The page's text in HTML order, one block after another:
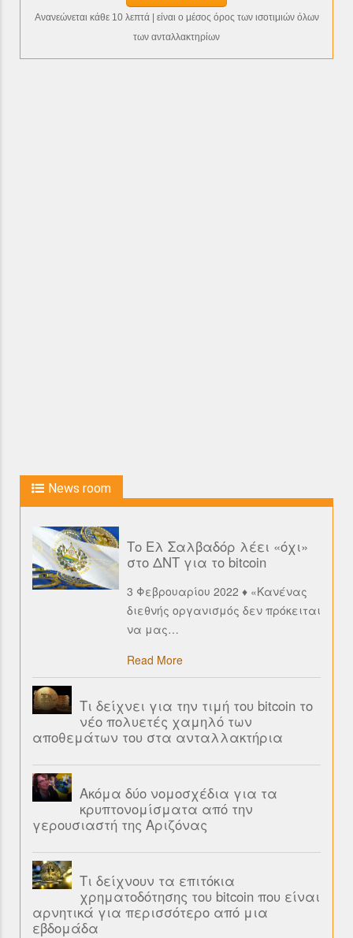
Ανανεώνεται κάθε 10 λεπτά | είναι ο μέσος όρος των ισοτιμιών όλων
των ανταλλακτηρίων
News room
Το Ελ Σαλβαδόρ λέει «όχι»
στο ΔΝΤ για το bitcoin
3 Φεβρουαρίου 2022 ♦ «Κανένας
διεθνής οργανισμός δεν πρόκειται
να μας…
Read More
Τι δείχνει για την τιμή του bitcoin το
νέο πολυετές χαμηλό των
αποθεμάτων του στα ανταλλακτήρια
Ακόμα δύο νομοσχέδια για τα
κρυπτονομίσματα από την
γερουσιαστή της Αριζόνας
Τι δείχνουν τα επιτόκια
χρηματοδότησης του bitcoin που είναι
αρνητικά για περισσότερο από μια
εβδομάδα